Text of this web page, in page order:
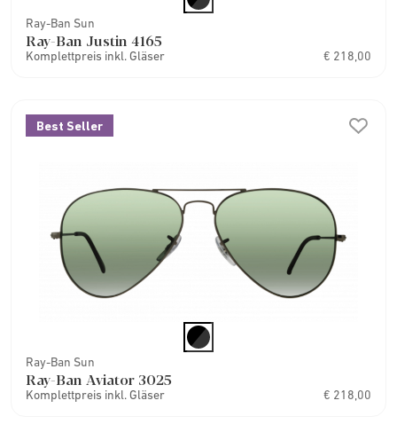
Ray-Ban Sun
Ray-Ban Justin 4165
Komplettpreis inkl. Gläser € 218,00
Best Seller
Ray-Ban Sun
Ray-Ban Aviator 3025
Komplettpreis inkl. Gläser € 218,00